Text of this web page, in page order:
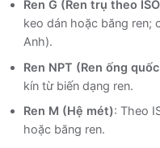
Ren G (Ren trụ theo
keo dán hoặc băng ren;
Anh).
Ren NPT (Ren ống
kín từ biến dạng ren.
Ren M (Hệ mét): Theo
hoặc băng ren.